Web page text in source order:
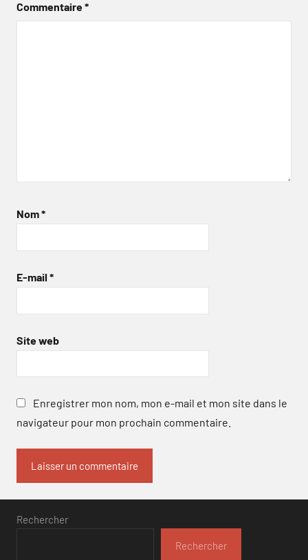
Commentaire*
Nom*
E-mail *
Site web
Enregistrer mon nom, mon e-mail et mon site dans le
navigateur pour mon prochain commentaire.
Rechercher
Rechercher